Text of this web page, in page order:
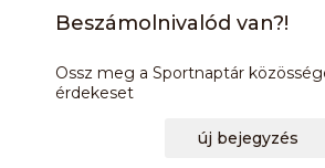
Beszámolnivalód van?!
Ossz meg a Sportnaptár
érdekeset
új bejegyzés